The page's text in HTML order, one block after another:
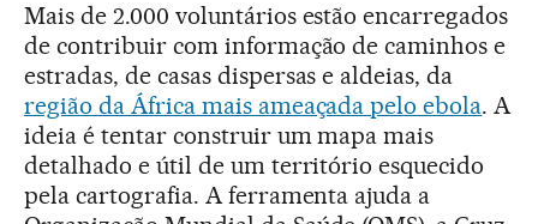
Mais de 2.000 voluntários estão encarregados
de contribuir com informação de caminhos e
estradas, de casas dispersas e aldeias, da
região da África mais ameaçada pelo ebola. A
ideia é tentar construir um mapa mais
detalhado e útil de um território esquecido
pela cartografia. A ferramenta ajuda a